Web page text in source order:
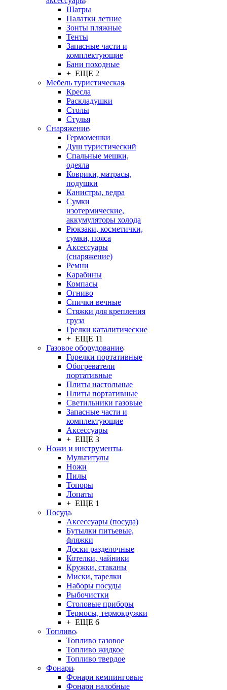
Шатры
Палатки летние
Зонты пляжные
Тенты
Запасные части и
комплектующие
Бани походные
+ ЕЩЕ 2
Мебель туристическая
Кресла
Раскладушки
Столы
Стулья
Снаряжение
Гермомешки
Душ туристический
Спальные мешки,
одеяла
Коврики, матрасы,
подушки
Канистры, ведра
Сумки
изотермические,
аккумуляторы холода
Рюкзаки, косметички,
сумки, пояса
Аксессуары
(снаряжение)
Ремни
Карабины
Компасы
Огниво
Спички вечные
Стяжки для крепления
груза
Грелки каталитические
+ ЕЩЕ 11
Газовое оборудование
Горелки портативные
Обогреватели
портативные
Плиты настольные
Плиты портативные
Светильники газовые
Запасные части и
комплектующие
Аксессуары
+ ЕЩЕ 3
Ножи и инструменты
Мультитулы
Ножи
Пилы
Топоры
Лопаты
+ ЕЩЕ 1
Посуда
Аксессуары (посуда)
Бутылки питьевые,
фляжки
Доски разделочные
Котелки, чайники
Кружки, стаканы
Миски, тарелки
Наборы посуды
Рыбочистки
Столовые приборы
Термосы, термокружки
+ ЕЩЕ 6
Топливо
Топливо газовое
Топливо жидкое
Топливо твердое
Фонари
Фонари кемпинговые
Фонари налобные